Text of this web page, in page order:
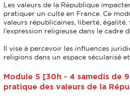
Les valeurs de la République
pratiquer un culte en France. Ce
valeurs républicaines, liberté,
l’expression religieuse dans le cadre
Il vise à percevoir les influences
religions dans un espace sécularisé
Module 5 [30h - 4 samedis de
pratique des valeurs de la